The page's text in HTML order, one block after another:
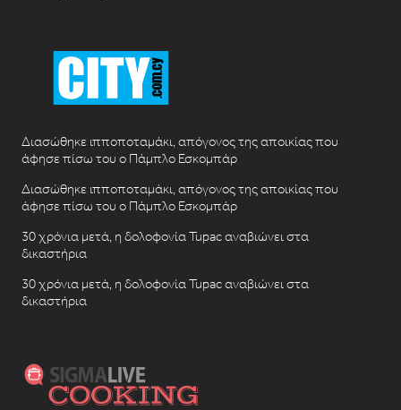
Διασώθηκε ιπποποταμάκι, απόγονος της αποικίας που
άφησε πίσω του ο Πάμπλο Εσκομπάρ
Διασώθηκε ιπποποταμάκι, απόγονος της αποικίας που
άφησε πίσω του ο Πάμπλο Εσκομπάρ
30 χρόνια μετά, η δολοφονία Tupac αναβιώνει στα
δικαστήρια
30 χρόνια μετά, η δολοφονία Tupac αναβιώνει στα
δικαστήρια